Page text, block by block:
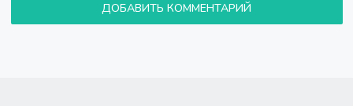
ДОБАВИТЬ КОММЕНТАРИЙ